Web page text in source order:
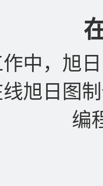
中，旭
旭日图
编